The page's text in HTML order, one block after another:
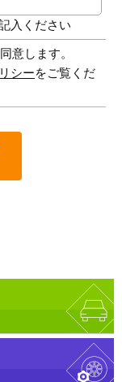
入ください
意します。
シーをご覧くだ